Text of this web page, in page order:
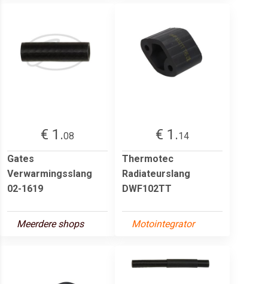
€ 1.08
Gates
Verwarmingsslang
02-1619
Meerdere shops
€ 1.14
Thermotec
Radiateurslang
DWF102TT
Motointegrator